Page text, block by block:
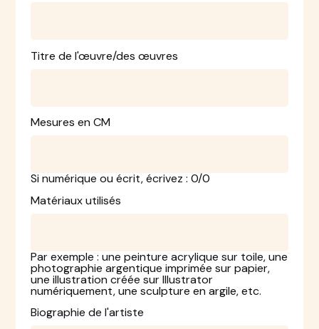
Titre de l'œuvre/des œuvres
Mesures en CM
Si numérique ou écrit, écrivez : 0/0
Matériaux utilisés
Par exemple : une peinture acrylique sur toile, une
photographie argentique imprimée sur papier,
une illustration créée sur Illustrator
numériquement, une sculpture en argile, etc.
Biographie de l'artiste